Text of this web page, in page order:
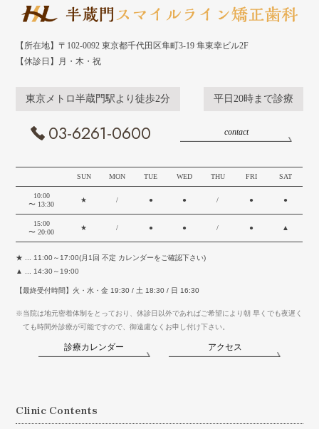
【所在地】〒102-0092 東京都千代田区隼町3-19 隼東幸ビル2F
【休診日】月・木・祝
東京メトロ半蔵門駅より徒歩2分 平日20時まで診療
03-6261-0600 contact
SUN MON TUE WED THU FRI SAT
10:00
〜 13:30
★ / ● ● / ● ●
15:00
〜 20:00
★ / ● ● / ● ▲
★ ... 11:00～17:00(月1回 不定 カレンダーをご確認下さい)
▲ ... 14:30～19:00
【最終受付時間】火・水・金 19:30 / 土 18:30 / 日 16:30
※当院は地元密着体制をとっており、休診日以外であればご希望により朝 早くでも夜遅く
ても時間外診療が可能ですので、御遠慮なくお申し付け下さい。
診療カレンダー アクセス
Clinic Contents